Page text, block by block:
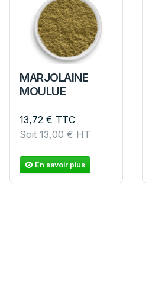
MARJOLAINE
MOULUE
13,72 € TTC
Soit 13,00 € HT
En savoir plus